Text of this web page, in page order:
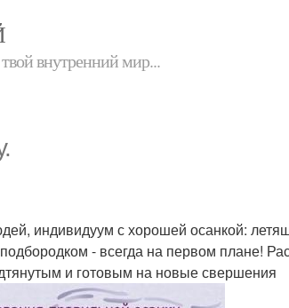
внутренний мир...
индивидуум с хорошей осанкой:
- всегда на первом плане!
и готовым на новые свершения